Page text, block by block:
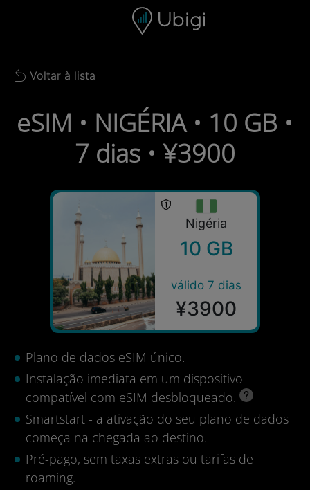
Barra de navegação
Back to list
Voltar à lista
eSIM • NIGÉRIA • 10 GB •
7 dias • ¥3900
Nigéria
10 GB
válido 7 dias
¥3900
Plano de dados eSIM único.
Instalação imediata em um dispositivo
compatível com eSIM desbloqueado.
Smartstart - a ativação do seu plano de dados
começa na chegada ao destino.
Pré-pago, sem taxas extras ou tarifas de
roaming.